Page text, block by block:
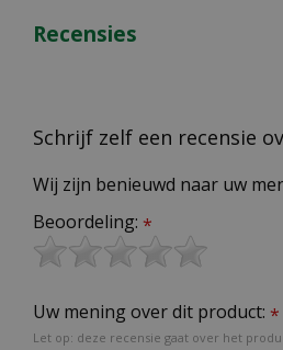
Recensies
Schrijf zelf een recensie
Wij zijn benieuwd naar uw
Beoordeling: *
Uw mening over dit product: *
Let op: deze recensie gaat over het